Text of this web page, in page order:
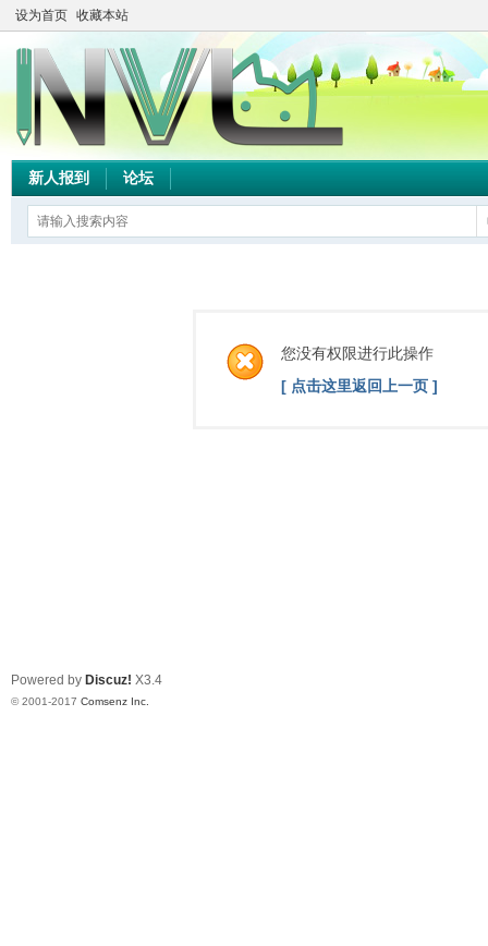
设为首页 收藏本站
新人报到 论坛
您没有权限进行此操作
[ 点击这里返回上一页 ]
Powered by Discuz! X3.4
© 2001-2017 Comsenz Inc.